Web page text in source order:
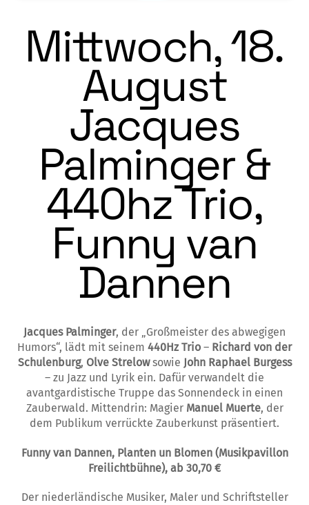
Mittwoch, 18.
August
Jacques
Palminger &
440hz Trio,
Funny van
Dannen
Jacques Palminger, der „Großmeister des abwegigen
Humors“, lädt mit seinem 440Hz Trio – Richard von der
Schulenburg, Olve Strelowsowie John Raphael Burgess
– zu Jazz und Lyrik ein. Dafür verwandelt die
avantgardistische Truppe das Sonnendeck in einen
Zauberwald. Mittendrin: Magier Manuel Muerte, der
dem Publikum verrückte Zauberkunst präsentiert.
Funny van Dannen, Planten un Blomen (Musikpavillon
Freilichtbühne), ab 30,70 €
Der niederländische Musiker, Maler und Schriftsteller